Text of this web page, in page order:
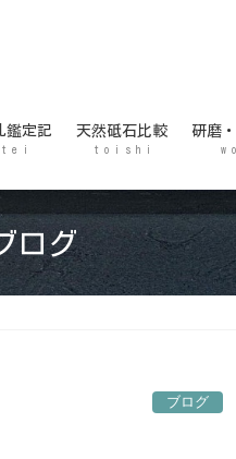
鑑定記
t e i
天然砥石比較
t o i s h i
研磨
w
ログ
ブログ